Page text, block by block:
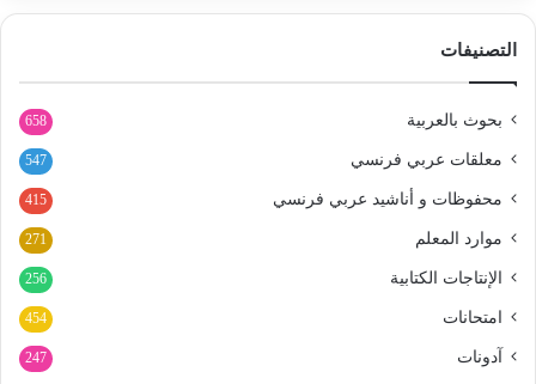
التصنيفات
بحوث بالعربية 658
معلقات عربي فرنسي 547
محفوظات و أناشيد عربي فرنسي 415
موارد المعلم 271
الإنتاجات الكتابية 256
امتحانات 454
آدونات 247